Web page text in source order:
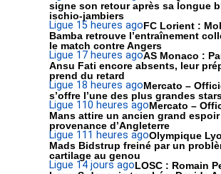
signe son retour après sa longue
ischio-jambiers
Ligue 15 heures agoFC Lorient :
Bamba retrouve l’entraînement
le match contre Angers
Ligue 1 7 heures agoAS Monaco :
Ansu Fati encore absents, leur
prend du retard
Ligue 18 heures agoMercato –
s’offre l’une des plus grandes
Ligue 1 10 heures agoMercato –
Mans attire un ancien grand espoir
provenance d’Angleterre
Ligue 1 11 heures agoOlympique
Mads Bidstrup freiné par un
cartilage au genou
Ligue 14 jours agoLOSC : Romain